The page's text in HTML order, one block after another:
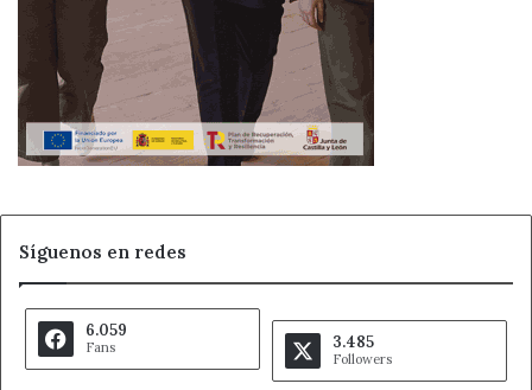
Síguenos en redes
6.059
Fans 3.485
Followers